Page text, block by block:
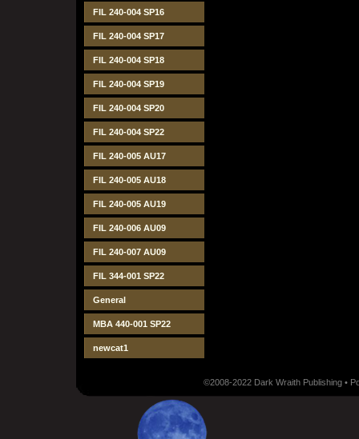
FIL 240-004 SP16
FIL 240-004 SP17
FIL 240-004 SP18
FIL 240-004 SP19
FIL 240-004 SP20
FIL 240-004 SP22
FIL 240-005 AU17
FIL 240-005 AU18
FIL 240-005 AU19
FIL 240-006 AU09
FIL 240-007 AU09
FIL 344-001 SP22
General
MBA 440-001 SP22
newcat1
©2008-2022 Dark Wraith Publishing •